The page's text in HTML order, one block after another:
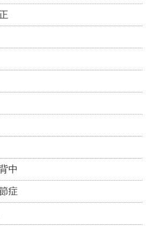
中
症